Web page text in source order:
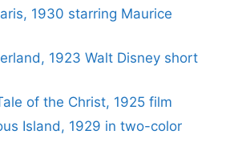
1930 starring Maurice
1923 Walt Disney short
of the Christ, 1925 film
Island, 1929 in two-color